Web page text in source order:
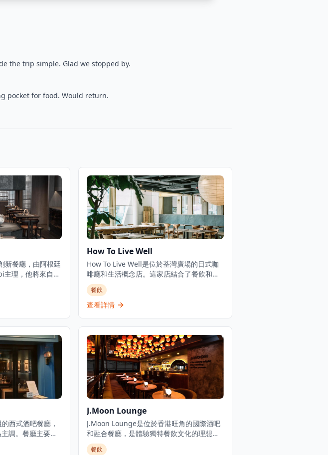
the trip simple. Glad we stopped by.
pocket for food. Would return.
新餐廳，由阿根廷
理，他將來自家
訓時學到的日式
了Balbi主廚烹飪
熟悉的味道和在
牙元素的獨特美
的融合料理方式
過精心設計，每
的深刻理解和創
肉到日本的精緻
心挑選和處理，
環境設計現代而
能提供難忘的用
合料理的同時，
驚喜。
How To Live Well
How To Live Well是位於荃灣廣場的日式咖
啡廳和生活概念店。這家店結合了餐飲和零
售元素，在提供咖啡廳服務的同時展示日式
家具和生活用品。餐廳在自然輕鬆的環境中
提供西日式融合菜餚，旨在為顧客創造放鬆
咖啡廳專門打造一個讓人們可以放鬆享受優
質食物，同時瀏覽生活用品的空間。這家店
以日式室內設計和氛圍聞名，在同一屋簷下
提供用餐體驗和購物機會。
餐飲
查看詳情
西式酒吧餐廳，
調。餐廳主要供
洲料理，為食客
J.Moon Lounge
J.Moon Lounge是位於香港旺角的國際酒吧
和融合餐廳，是體驗獨特餐飲文化的理想選
擇。這間餐廳以占星主題雞尾酒和夢幻親密
餐飲